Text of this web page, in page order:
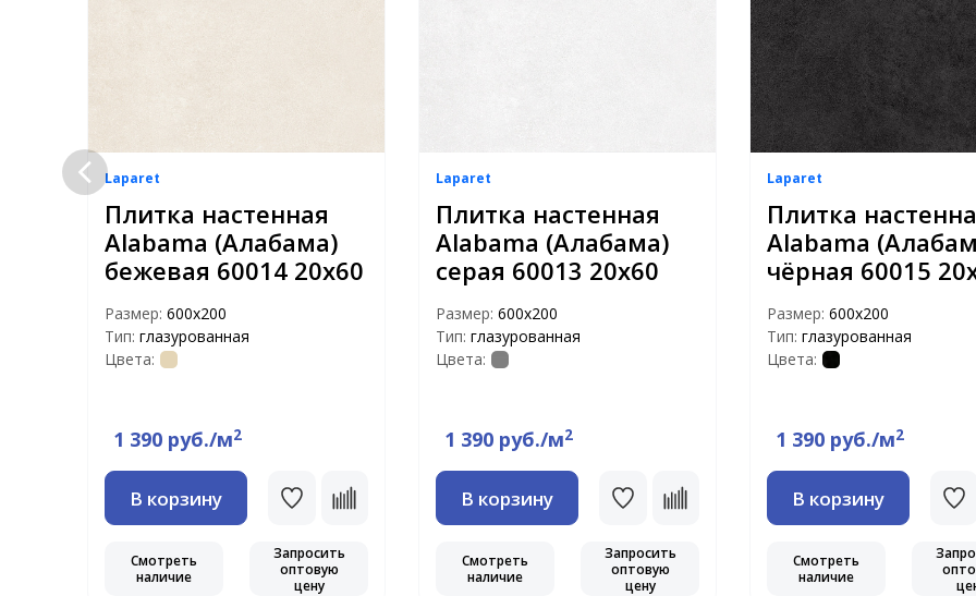
Laparet
Плитка настенная
Alabama (Алабама)
бежевая 60014 20х60
Размер: 600х200
Тип: глазурованная
Цвета:
1 390 руб./м2
В корзину
Смотреть
наличие
Запросить
оптовую
цену
Laparet
Плитка настенная
Alabama (Алабама)
серая 60013 20х60
Размер: 600х200
Тип: глазурованная
Цвета:
1 390 руб./м2
В корзину
Смотреть
наличие
Запросить
оптовую
цену
Laparet
Плитка
Alabama
чёрная 60015
Размер: 600х200
Тип: глазурованная
Цвета:
1 390 руб./м2
В корзину
Смотреть
наличие